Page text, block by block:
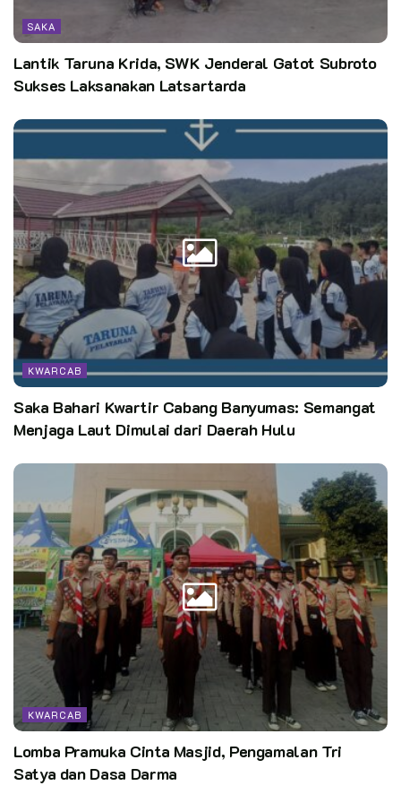
SAKA
Lantik Taruna Krida, SWK Jenderal Gatot Subroto
Sukses Laksanakan Latsartarda
KWARCAB
Saka Bahari Kwartir Cabang Banyumas: Semangat
Menjaga Laut Dimulai dari Daerah Hulu
KWARCAB
Lomba Pramuka Cinta Masjid, Pengamalan Tri
Satya dan Dasa Darma